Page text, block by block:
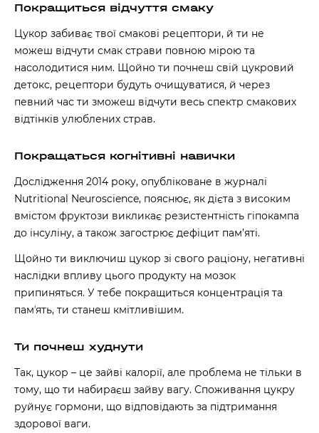
Покращиться відчуття смаку
Цукор забиває твої смакові рецептори, й ти не
можеш відчути смак страви повною мірою та
насолодитися ним. Щойно ти почнеш свій цукровий
детокс, рецептори будуть очищуватися, й через
певний час ти зможеш відчути весь спектр смакових
відтінків улюблених страв.
Покращаться когнітивні навички
Дослідження 2014 року, опубліковане в журналі
Nutritional Neuroscience, пояснює, як дієта з високим
вмістом фруктози викликає резистентність гіпокампа
до інсуліну, а також загострює дефіцит пам’яті.
Щойно ти виключиш цукор зі свого раціону, негативні
наслідки впливу цього продукту на мозок
припиняться. У тебе покращиться концентрація та
памʼять, ти станеш кмітливішим.
Ти почнеш худнути
Так, цукор – це зайві калорії, але проблема не тільки в
тому, що ти набираєш зайву вагу. Споживання цукру
руйнує гормони, що відповідають за підтримання
здорової ваги.